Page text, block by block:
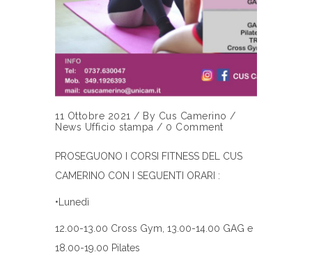
11 Ottobre 2021 / By Cus Camerino /
News Ufficio stampa / 0 Comment
PROSEGUONO I CORSI FITNESS DEL CUS
CAMERINO CON I SEGUENTI ORARI :
•Lunedì
12.00-13.00 Cross Gym, 13.00-14.00 GAG e
18.00-19.00 Pilates